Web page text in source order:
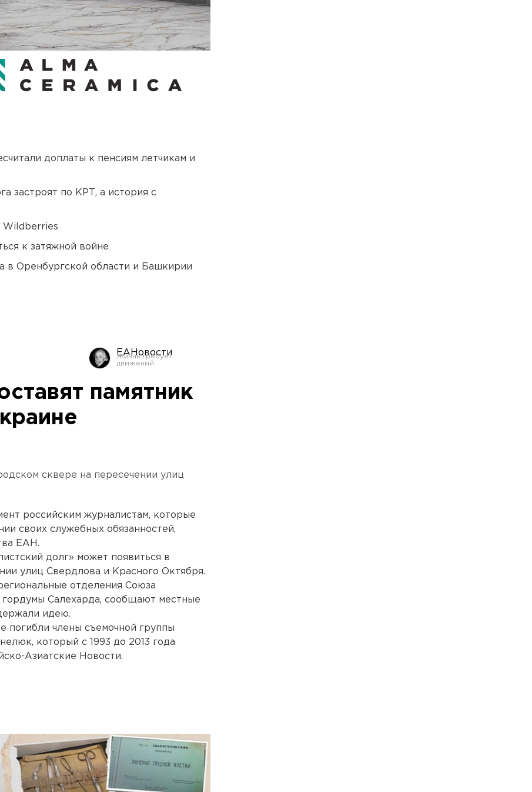
доплаты к пенсиям летчикам и
застроят по КРТ, а история с
Wildberries
к затяжной войне
в Оренбургской области и Башкирии
ЕАНовости
памятник
сквере на пересечении улиц
российским журналистам, которые
своих служебных обязанностей,
ЕАН.
долг» может появиться в
улиц Свердлова и Красного Октября.
отделения Союза
Салехарда, сообщают местные
идею.
погибли члены съемочной группы
который с 1993 до 2013 года
Азиатские Новости.